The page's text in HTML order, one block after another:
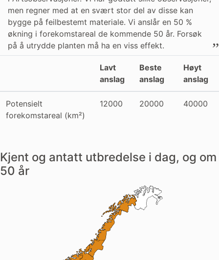
men regner med at en svært stor del av disse kan
bygge på feilbestemt materiale. Vi anslår en 50 %
økning i forekomstareal de kommende 50 år. Forsøk
på å utrydde planten må ha en viss effekt.
Lavt
anslag
Beste
anslag
Høyt
anslag
Potensielt
forekomstareal (km²)
12000 20000 40000
Kjent og antatt utbredelse i dag, og om
50 år